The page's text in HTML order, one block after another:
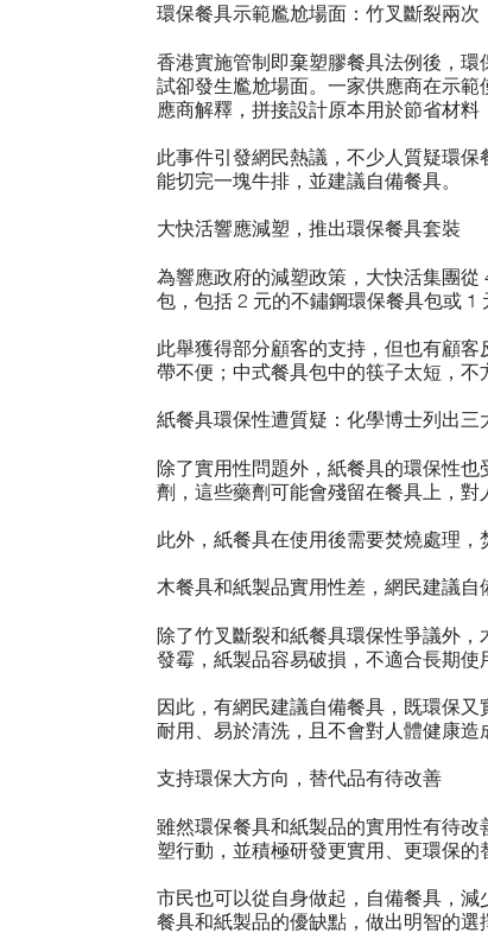
環保餐具示範尷尬場面：竹叉斷裂兩次
香港實施管制即棄塑膠餐具法例後，
試卻發生尷尬場面。一家供應商在示
應商解釋，拼接設計原本用於節省材料
此事件引發網民熱議，不少人質疑環
能切完一塊牛排，並建議自備餐具。
大快活響應減塑，推出環保餐具套裝
為響應政府的減塑政策，大快活集團
包，包括 2 元的不鏽鋼環保餐具包或 1
此舉獲得部分顧客的支持，但也有顧
帶不便；中式餐具包中的筷子太短，不
紙餐具環保性遭質疑：化學博士列出三
除了實用性問題外，紙餐具的環保性
劑，這些藥劑可能會殘留在餐具上，對
此外，紙餐具在使用後需要焚燒處理，
木餐具和紙製品實用性差，網民建議自
除了竹叉斷裂和紙餐具環保性爭議外
發霉，紙製品容易破損，不適合長期使
因此，有網民建議自備餐具，既環保
耐用、易於清洗，且不會對人體健康造
支持環保大方向，替代品有待改善
雖然環保餐具和紙製品的實用性有待
塑行動，並積極研發更實用、更環保的
市民也可以從自身做起，自備餐具，
餐具和紙製品的優缺點，做出明智的選